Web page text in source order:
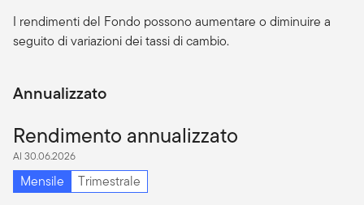
I rendimenti del Fondo possono aumentare o diminuire a
seguito di variazioni dei tassi di cambio.
Annualizzato
Rendimento annualizzato
Al 30.06.2026
Mensile
Trimestrale